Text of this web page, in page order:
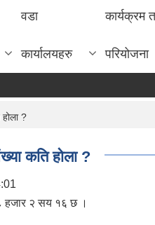
वडा
कार्यालयहरु
कार्यक्रम
परियोजना
?
कति होला ?
हजार २ सय १६ छ ।